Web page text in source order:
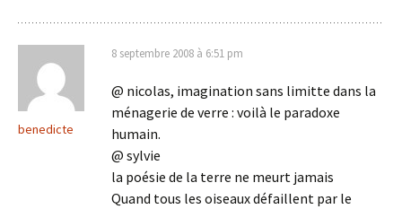
benedicte
8 septembre 2008 à 6:51 pm
@ nicolas, imagination sans limitte dans la
ménagerie de verre : voilà le paradoxe
humain.
@ sylvie
la poésie de la terre ne meurt jamais
Quand tous les oiseaux défaillent par le